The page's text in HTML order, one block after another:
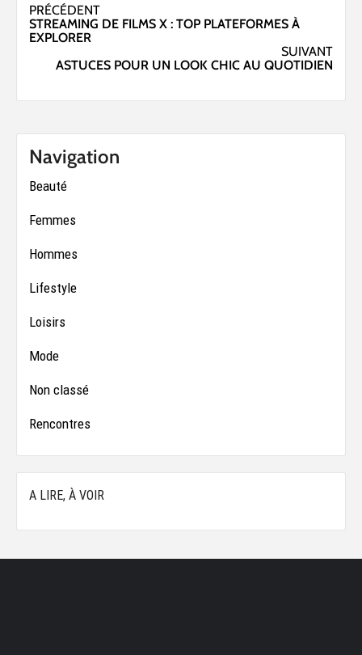
Navigation
d’article
PRÉCÉDENT
STREAMING DE FILMS X : TOP PLATEFORMES À
EXPLORER
SUIVANT
ASTUCES POUR UN LOOK CHIC AU QUOTIDIEN
Navigation
Beauté
Femmes
Hommes
Lifestyle
Loisirs
Mode
Non classé
Rencontres
A LIRE, À VOIR